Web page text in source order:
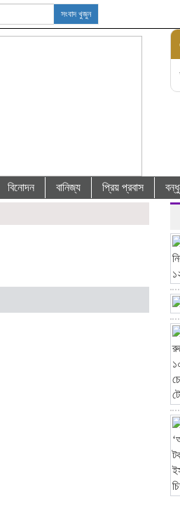
সংবাদ খুজুন
বিনোদন বানিজ্য প্রিয় প্রবাস